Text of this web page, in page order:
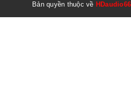
Bản quyền thuộc về HDaudio66